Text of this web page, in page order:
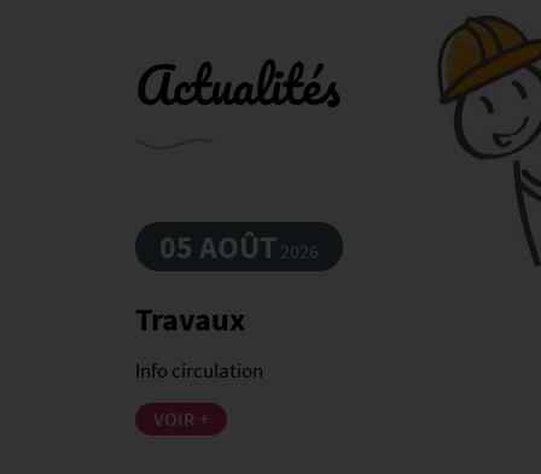
Actualités
05 AOÛT 2026
Travaux
Info circulation
VOIR +